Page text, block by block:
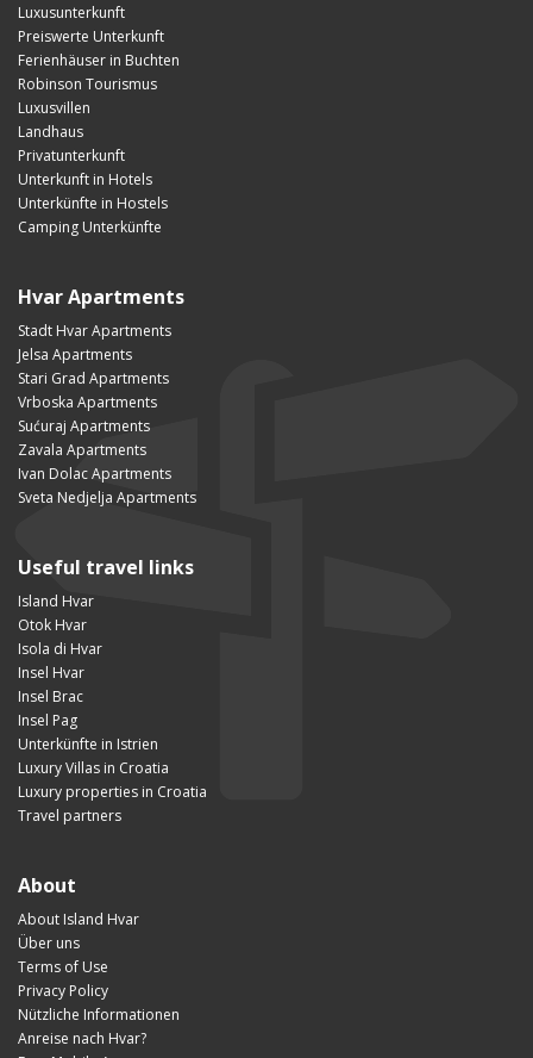
Luxusunterkunft
Preiswerte Unterkunft
Ferienhäuser in Buchten
Robinson Tourismus
Luxusvillen
Landhaus
Privatunterkunft
Unterkunft in Hotels
Unterkünfte in Hostels
Camping Unterkünfte
Hvar Apartments
Stadt Hvar Apartments
Jelsa Apartments
Stari Grad Apartments
Vrboska Apartments
Sućuraj Apartments
Zavala Apartments
Ivan Dolac Apartments
Sveta Nedjelja Apartments
Useful travel links
Island Hvar
Otok Hvar
Isola di Hvar
Insel Hvar
Insel Brac
Insel Pag
Unterkünfte in Istrien
Luxury Villas in Croatia
Luxury properties in Croatia
Travel partners
About
About Island Hvar
Über uns
Terms of Use
Privacy Policy
Nützliche Informationen
Anreise nach Hvar?